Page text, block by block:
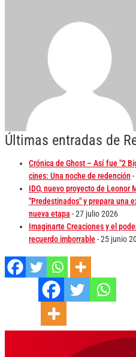
Últimas entradas de
Crónica de Ghost – Así fue "2
cines: Una noche de redención
IDO, nuevo proyecto de Leonor
"Predestinados" y prepara una
nueva etapa - 27 julio 2026
Imaginarte Creaciones y el
recuerdo imborrable- 25 junio